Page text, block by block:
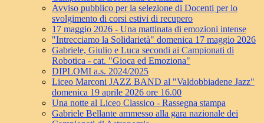
Avviso pubblico per la selezione di Docenti per lo
svolgimento di corsi estivi di recupero
17 maggio 2026 - Una mattinata di emozioni intense
"Intrecciamo la Solidarietà" domenica 17 maggio 2026
Gabriele, Giulio e Luca secondi ai Campionati di
Robotica - cat. "Gioca ed Emoziona"
DIPLOMI a.s. 2024/2025
Liceo Marconi JAZZ BAND al "Valdobbiadene Jazz"
domenica 19 aprile 2026 ore 16.00
Una notte al Liceo Classico - Rassegna stampa
Gabriele Bellante ammesso alla gara nazionale dei